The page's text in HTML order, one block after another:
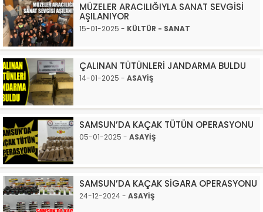
MÜZELER ARACILIĞIYLA SANAT SEVGİSİ
AŞILANIYOR
15-01-2025 - KÜLTÜR - SANAT
ÇALINAN TÜTÜNLERİ JANDARMA BULDU
14-01-2025 - ASAYİŞ
SAMSUN’DA KAÇAK TÜTÜN OPERASYONU
05-01-2025 - ASAYİŞ
SAMSUN’DA KAÇAK SİGARA OPERASYONU
24-12-2024 - ASAYİŞ